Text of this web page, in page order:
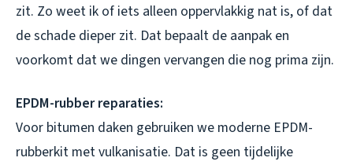
zit. Zo weet ik of iets alleen oppervlakkig nat is, of dat
de schade dieper zit. Dat bepaalt de aanpak en
voorkomt dat we dingen vervangen die nog prima zijn.
EPDM-rubber reparaties:
Voor bitumen daken gebruiken we moderne EPDM-
rubberkit met vulkanisatie. Dat is geen tijdelijke